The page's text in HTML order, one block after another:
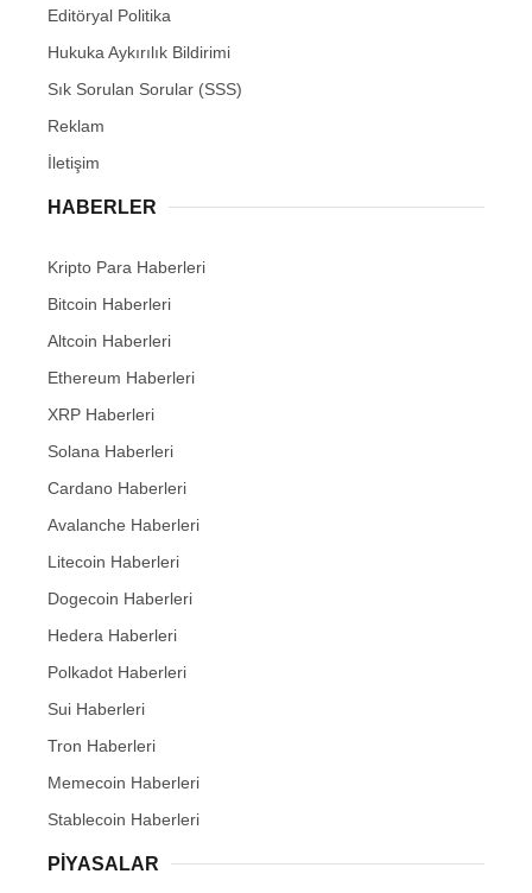
Editöryal Politika
Hukuka Aykırılık Bildirimi
Sık Sorulan Sorular (SSS)
Reklam
İletişim
HABERLER
Kripto Para Haberleri
Bitcoin Haberleri
Altcoin Haberleri
Ethereum Haberleri
XRP Haberleri
Solana Haberleri
Cardano Haberleri
Avalanche Haberleri
Litecoin Haberleri
Dogecoin Haberleri
Hedera Haberleri
Polkadot Haberleri
Sui Haberleri
Tron Haberleri
Memecoin Haberleri
Stablecoin Haberleri
PIYASALAR